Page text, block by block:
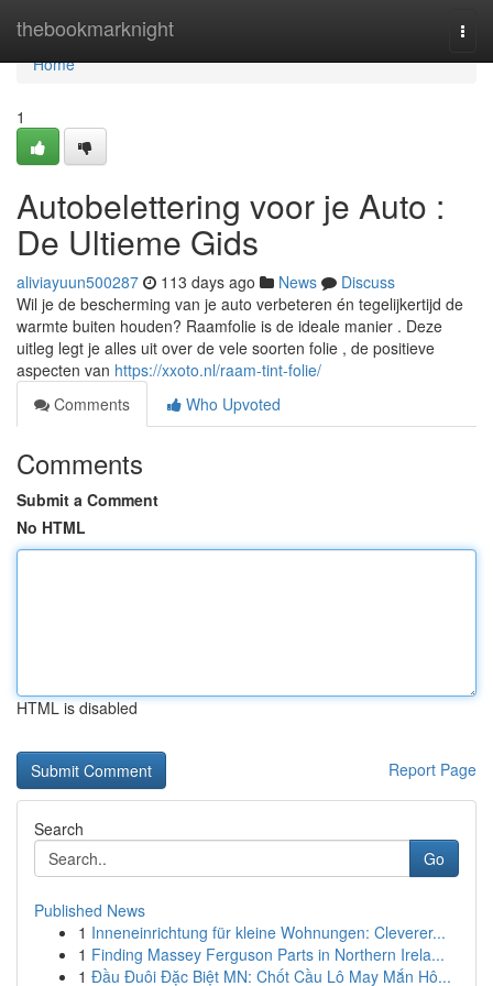
thebookmarknight
Home
Home
1
Autobelettering voor je Auto :
De Ultieme Gids
aliviayuun500287 113 days ago News
Discuss
Wil je de bescherming van je auto verbeteren én tegelijkertijd de
warmte buiten houden? Raamfolie is de ideale manier . Deze
uitleg legt je alles uit over de vele soorten folie , de positieve
aspecten van https://xxoto.nl/raam-tint-folie/
Comments
Who Upvoted
Comments
Submit a Comment
No HTML
HTML is disabled
Report Page
Search
Go
Published News
1 Inneneinrichtung für kleine Wohnungen: Cleverer...
1 Finding Massey Ferguson Parts in Northern Irela...
1 Đầu Đuôi Đặc Biệt MN: Chốt Cầu Lô May Mắn Hô...